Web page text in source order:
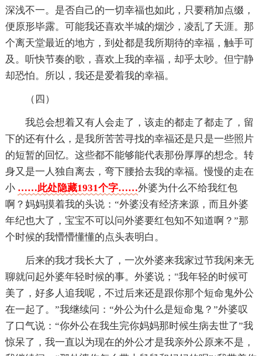
深浅不一。是否自己的一切幸福也如此，只要稍加点缀，
便原形毕露。可能我还喜欢半城的烟沙，凌乱了天涯。那
个离天堂最近的地方，到处都是我所期待的幸福，触手可
及。听快节奏的歌，喜欢上我的幸福，却乎太吵。但宁静
却恐怕。所以，我还是爱着我的幸福。
（四）
我总会想着又有人会走了，该走的都走了都走了，留
下的还有什么，是我所苦苦寻找的幸福还是只是一些照片
的短暂的回忆。这些都不能够能代表那份厚厚的想念。转
身又是一人独自离去，弯下腰拾去我的幸福。慢慢的走在
小 ……此处隐藏1931个字……外婆为什么不给我红包
啊？妈妈摸着我的头说：“外婆没有经济来源，而且外婆
年纪也大了，宝宝不可以问外婆要红包知不知道啊？”那
个时候的我懵懵懂懂的点头表明白。
后来的我才我长大了，一次外婆来我家过节我闲来无
聊就问起外婆年轻时候的事。外婆说；"我年轻的时候可
美了，好多人追我呢，不过后来还是跟你那个短命鬼外公
在一起了。”我继续问：“外公为什么是短命鬼？”外婆叹
了口气说：“你外公在我生完你妈妈那时候生病去世了”我
惊呆了，我一直以为现在的外公才是我亲外公原来不是，